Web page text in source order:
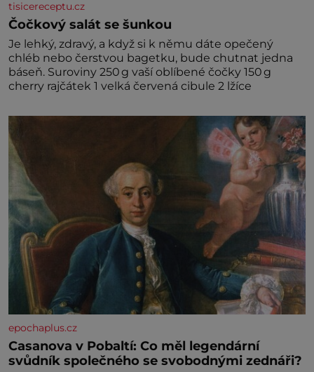
tisicereceptu.cz
Čočkový salát se šunkou
Je lehký, zdravý, a když si k němu dáte opečený
chléb nebo čerstvou bagetku, bude chutnat jedna
báseň. Suroviny 250 g vaší oblíbené čočky 150 g
cherry rajčátek 1 velká červená cibule 2 lžíce
epochaplus.cz
Casanova v Pobaltí: Co měl legendární
svůdník společného se svobodnými zednáři?